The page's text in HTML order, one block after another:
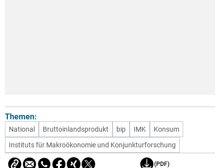
Themen:
National Bruttoinlandsprodukt bip IMK
Konsum
Instituts für Makroökonomie und Konjunkturforschung
(PDF)